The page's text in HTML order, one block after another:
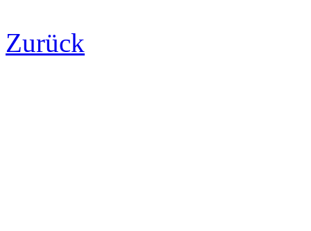
Zurück